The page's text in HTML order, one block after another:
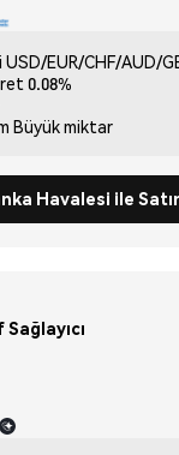
USD/EUR/CHF/AUD/
0.08%
Büyük miktar
Havalesi ile